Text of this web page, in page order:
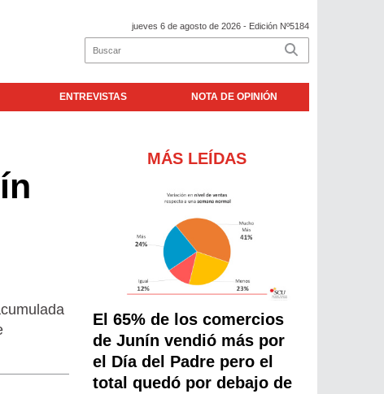
jueves 6 de agosto de 2026 - Edición Nº5184
ENTREVISTAS NOTA DE OPINIÓN
MÁS LEÍDAS
El 65% de los comercios
de Junín vendió más por
el Día del Padre pero el
total quedó por debajo de